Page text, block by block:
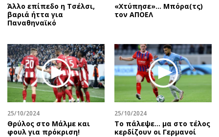
Trends
Ενέργεια
Ναυτιλία
Περιβάλλον
Ελλάδα
Κόσμος
Παράξενα
Πολιτισμός
Σινεμά
Good Life
Showbiz
Ταξίδια
Συνταγές
Έξοδος
Media
Εκπομπές
Wine routes
Άλλο επίπεδο η Τσέλσι,
βαριά ήττα για
Παναθηναϊκό
«Χτύπησε»… Μπόρα(τς)
τον ΑΠΟΕΛ
25/10/2024
Θρύλος στο Μάλμε και
φουλ για πρόκριση!
25/10/2024
Το πάλεψε... μα στο τέλος
κερδίζουν οι Γερμανοί